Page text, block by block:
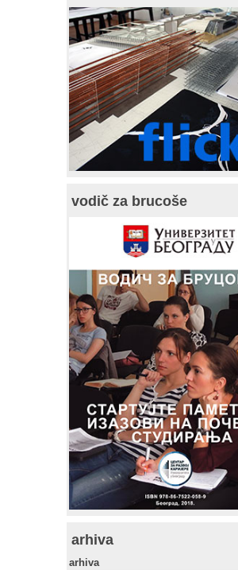
vodič za brucoše
arhiva
arhiva